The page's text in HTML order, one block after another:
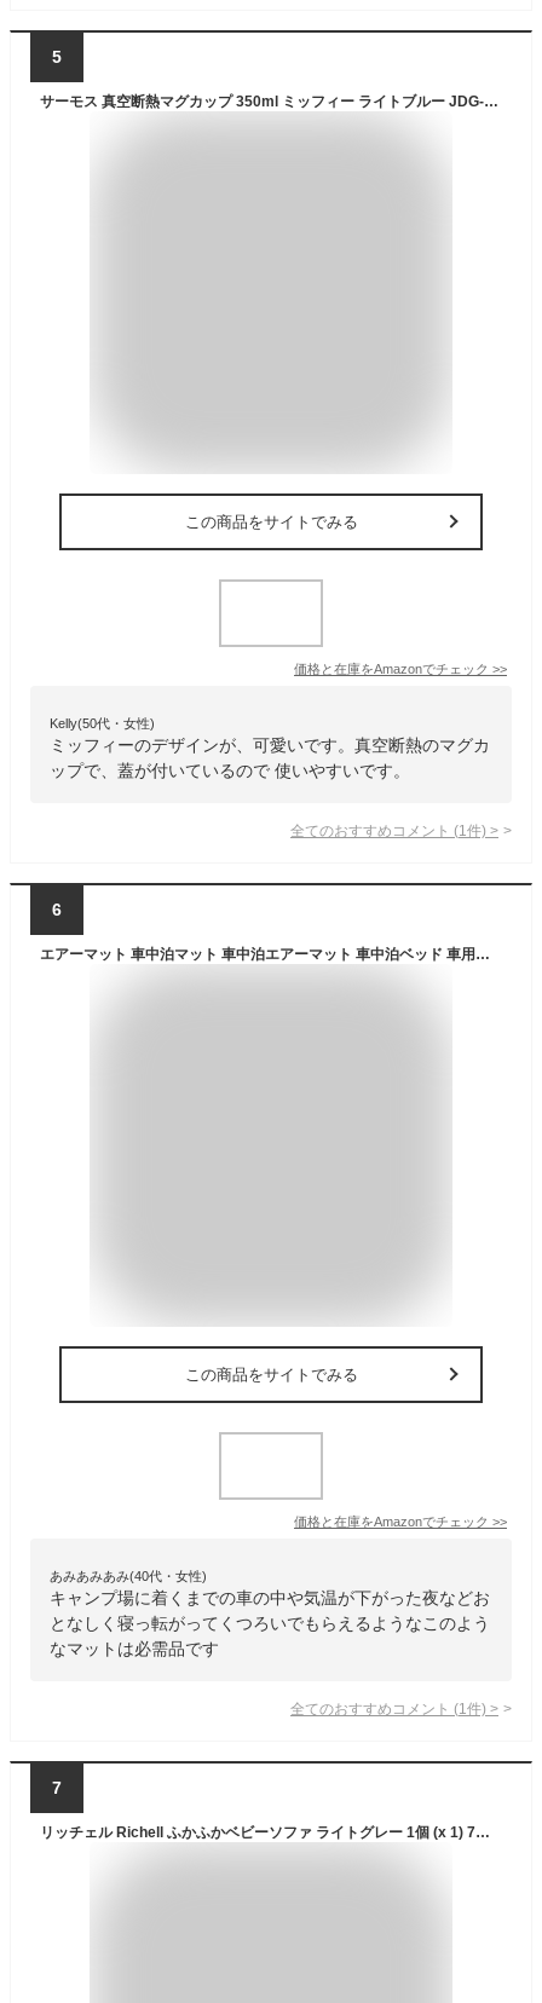
5
サーモス 真空断熱マグカップ 350ml ミッフィー ライトブルー JDG-350B LB
この商品をサイトでみる
価格と在庫をAmazonでチェック >>
Kelly(50代・女性)
ミッフィーのデザインが、可愛いです。真空断熱のマグカ
ップで、蓋が付いているので 使いやすいです。
全てのおすすめコメント (1 件) >
6
エアーマット 車中泊マット 車中泊エアーマット 車中泊ベッド 車用品 車中泊 便利グッズ キャンプ用品 アウトドア 電気ポンプ 枕つき 独立クッション 自宅用 車用 収納袋付き ブラック
この商品をサイトでみる
価格と在庫をAmazonでチェック >>
あみあみあみ(40代・女性)
キャンプ場に着くまでの車の中や気温が下がった夜などお
となしく寝っ転がってくつろいでもらえるようなこのよう
なマットは必需品です
全てのおすすめコメント (1 件) >
7
リッチェル Richell ふかふかベビーソファ ライトグレー 1個 (x 1) 7か月~